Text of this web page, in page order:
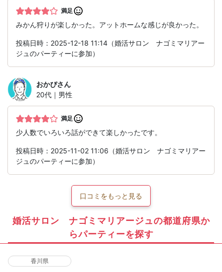
満足
みかん狩りが楽しかった。アットホームな感じが良かった。
投稿日時：2025-12-18 11:14（婚活サロン ナゴミマリアー
ジュのパーティーに参加）
おかぴさん
20代｜男性
満足
少人数でいろいろ話ができて楽しかったです。
投稿日時：2025-11-02 11:06（婚活サロン ナゴミマリアー
ジュのパーティーに参加）
口コミをもっと見る
婚活サロン ナゴミマリアージュの都道府県か
らパーティーを探す
香川県